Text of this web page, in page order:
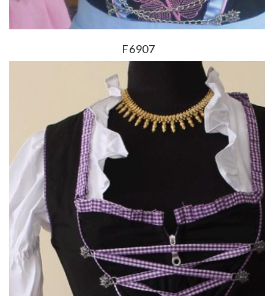
F6907